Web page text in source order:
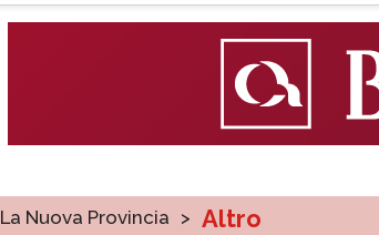
La Nuova Provincia > Altro